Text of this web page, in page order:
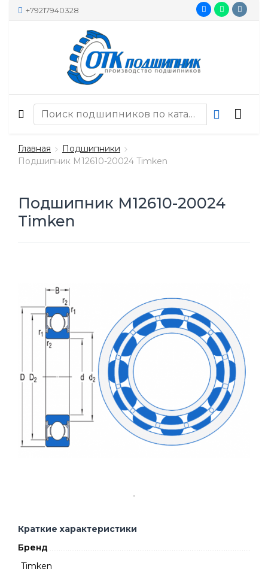
+79217940328
Главная
Подшипники
Подшипник M12610-20024 Timken
Подшипник M12610-20024
Timken
Краткие характеристики
Бренд
Timken